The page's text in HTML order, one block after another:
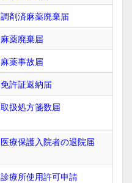
調剤済麻薬廃棄届
麻薬廃棄届
麻薬事故届
免許証返納届
取扱処方箋数届
医療保護入院者の退院届
診療所使用許可申請